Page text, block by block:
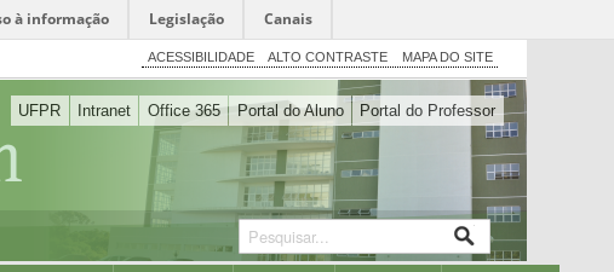
à informação Legislação Canais
ACESSIBILIDADE ALTO CONTRASTE MAPA DO SITE
UFPR Intranet Office 365 Portal do Aluno Portal do Professor